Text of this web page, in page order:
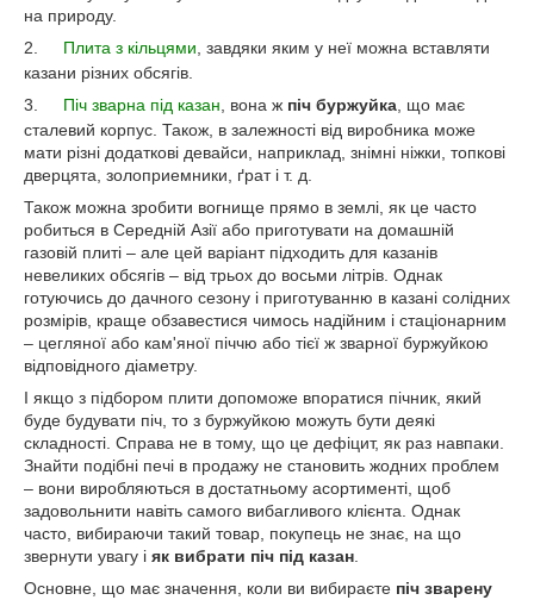
на природу.
2.
Плита з кільцями , завдяки яким у неї можна вставляти
казани різних обсягів.
3.
Піч зварна під казан , вона ж піч буржуйка , що має
сталевий корпус. Також, в залежності від виробника може
мати різні додаткові девайси, наприклад, знімні ніжки, топкові
дверцята, золоприемники, ґрат і т. д.
Також можна зробити вогнище прямо в землі, як це часто
робиться в Середній Азії або приготувати на домашній
газовій плиті – але цей варіант підходить для казанів
невеликих обсягів – від трьох до восьми літрів. Однак
готуючись до дачного сезону і приготуванню в казані солідних
розмірів, краще обзавестися чимось надійним і стаціонарним
– цегляної або кам'яної піччю або тієї ж зварної буржуйкою
відповідного діаметру.
І якщо з підбором плити допоможе впоратися пічник, який
буде будувати піч, то з буржуйкою можуть бути деякі
складності. Справа не в тому, що це дефіцит, як раз навпаки.
Знайти подібні печі в продажу не становить жодних проблем
– вони виробляються в достатньому асортименті, щоб
задовольнити навіть самого вибагливого клієнта. Однак
часто, вибираючи такий товар, покупець не знає, на що
звернути увагу і як вибрати піч під казан
Основне, що має значення, коли ви вибираєте піч зварену